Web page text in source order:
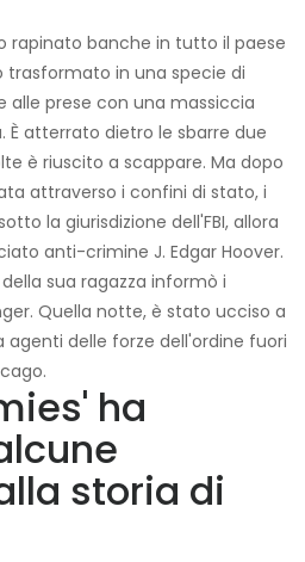
rapinato banche in tutto il paese
trasformato in una specie di
alle prese con una massiccia
atterrato dietro le sbarre due
è riuscito a scappare. Ma dopo
attraverso i confini di stato, i
la giurisdizione dell'FBI, allora
anti-crimine J. Edgar Hoover.
sua ragazza informò i
Quella notte, è stato ucciso a
delle forze dell'ordine fuori
ha
storia di